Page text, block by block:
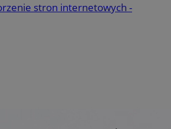
stron internetowych -